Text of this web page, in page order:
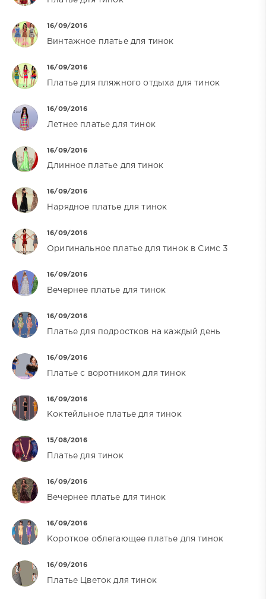
16/09/2016
Винтажное платье для тинок
16/09/2016
Платье для пляжного отдыха для тинок
16/09/2016
Летнее платье для тинок
16/09/2016
Длинное платье для тинок
16/09/2016
Нарядное платье для тинок
16/09/2016
Оригинальное платье для тинок в Симс 3
16/09/2016
Вечернее платье для тинок
16/09/2016
Платье для подростков на каждый день
16/09/2016
Платье с воротником для тинок
16/09/2016
Коктейльное платье для тинок
15/08/2016
Платье для тинок
16/09/2016
Вечернее платье для тинок
16/09/2016
Короткое облегающее платье для тинок
16/09/2016
Платье Цветок для тинок